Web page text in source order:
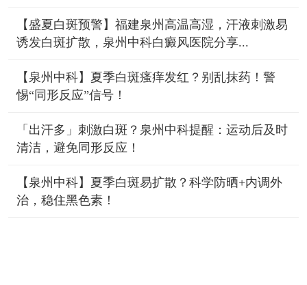
【盛夏白斑预警】福建泉州高温高湿，汗液刺激易
诱发白斑扩散，泉州中科白癜风医院分享...
【泉州中科】夏季白斑瘙痒发红？别乱抹药！警
惕“同形反应”信号！
「出汗多」刺激白斑？泉州中科提醒：运动后及时
清洁，避免同形反应！
【泉州中科】夏季白斑易扩散？科学防晒+内调外
治，稳住黑色素！